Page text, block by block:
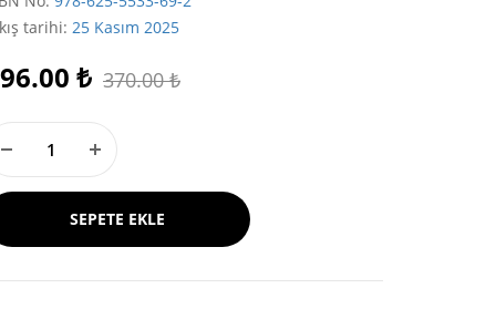
tarihi: 25 Kasım 2025
370.00₺
₺
SEPETE EKLE